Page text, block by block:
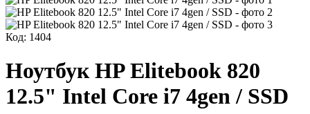
Код: 1404
Ноутбук HP Elitebook 820
12.5" Intel Core i7 4gen / SSD